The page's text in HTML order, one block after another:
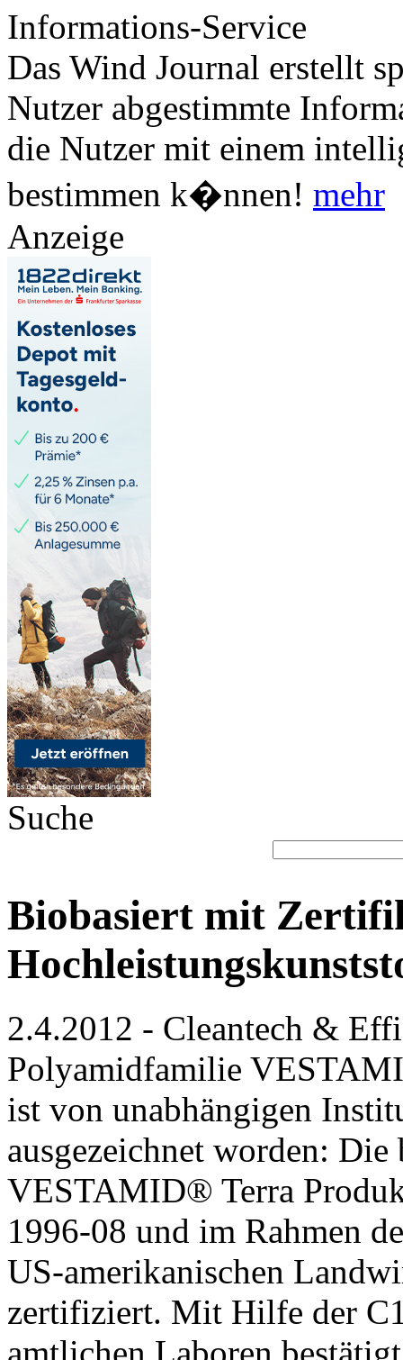
Informations-Service
Das Wind Journal erstellt
Nutzer abgestimmte
die Nutzer mit einem
bestimmen k�nnen! mehr
Anzeige
Suche
Biobasiert mit
2.4.2012 - Cleantech &
Polyamidfamilie
ist von unabhängigen
ausgezeichnet worden:
VESTAMID® Terra
1996-08 und im Rahmen
US-amerikanischen
zertifiziert. Mit Hilfe der
amtlichen Laboren